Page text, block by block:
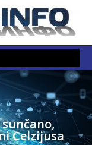
Celzijusa